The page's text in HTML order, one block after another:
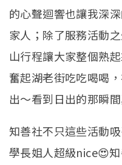
的心聲迴響也讓我深
家人；除了服務活動
山行程讓大家整個熟
奮起湖老街吃吃喝喝
出～看到日出的那瞬
知善社不只這些活動
學長姐人超級nice😍